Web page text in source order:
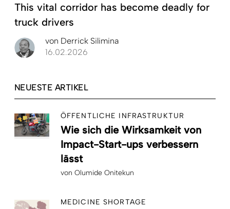
This vital corridor has become deadly for
truck drivers
von Derrick Silimina
16.02.2026
NEUESTE ARTIKEL
ÖFFENTLICHE INFRASTRUKTUR
Wie sich die Wirksamkeit von
Impact-Start-ups verbessern
lässt
von Olumide Onitekun
MEDICINE SHORTAGE